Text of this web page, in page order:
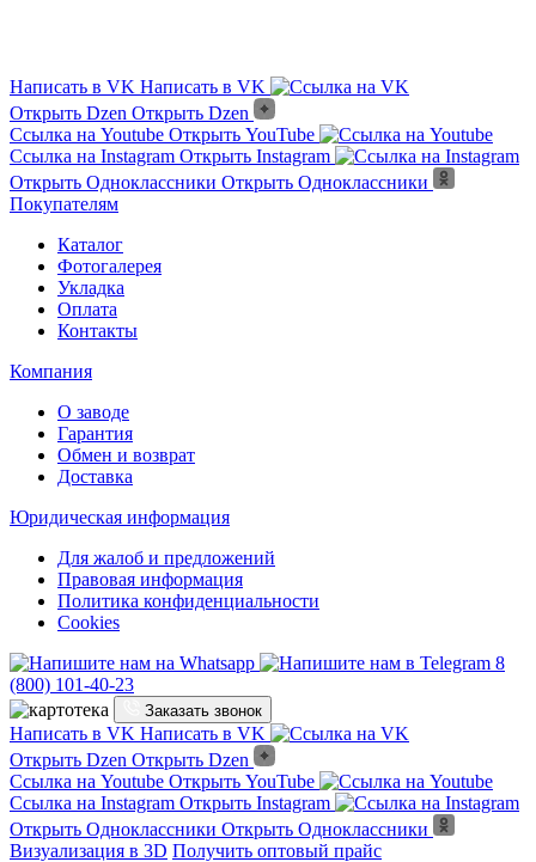
Написать в VK Написать в VK
Открыть Dzen Открыть Dzen
Ссылка на Youtube Открыть YouTube
Ссылка на Instagram Открыть Instagram
Открыть Одноклассники Открыть Одноклассники
Покупателям
Каталог
Фотогалерея
Укладка
Оплата
Контакты
Компания
О заводе
Гарантия
Обмен и возврат
Доставка
Юридическая информация
Для жалоб и предложений
Правовая информация
Политика конфиденциальности
Cookies
8
(800) 101-40-23
Заказать звонок
Написать в VK Написать в VK
Открыть Dzen Открыть Dzen
Ссылка на Youtube Открыть YouTube
Ссылка на Instagram Открыть Instagram
Открыть Одноклассники Открыть Одноклассники
Визуализация в 3D Получить оптовый прайс